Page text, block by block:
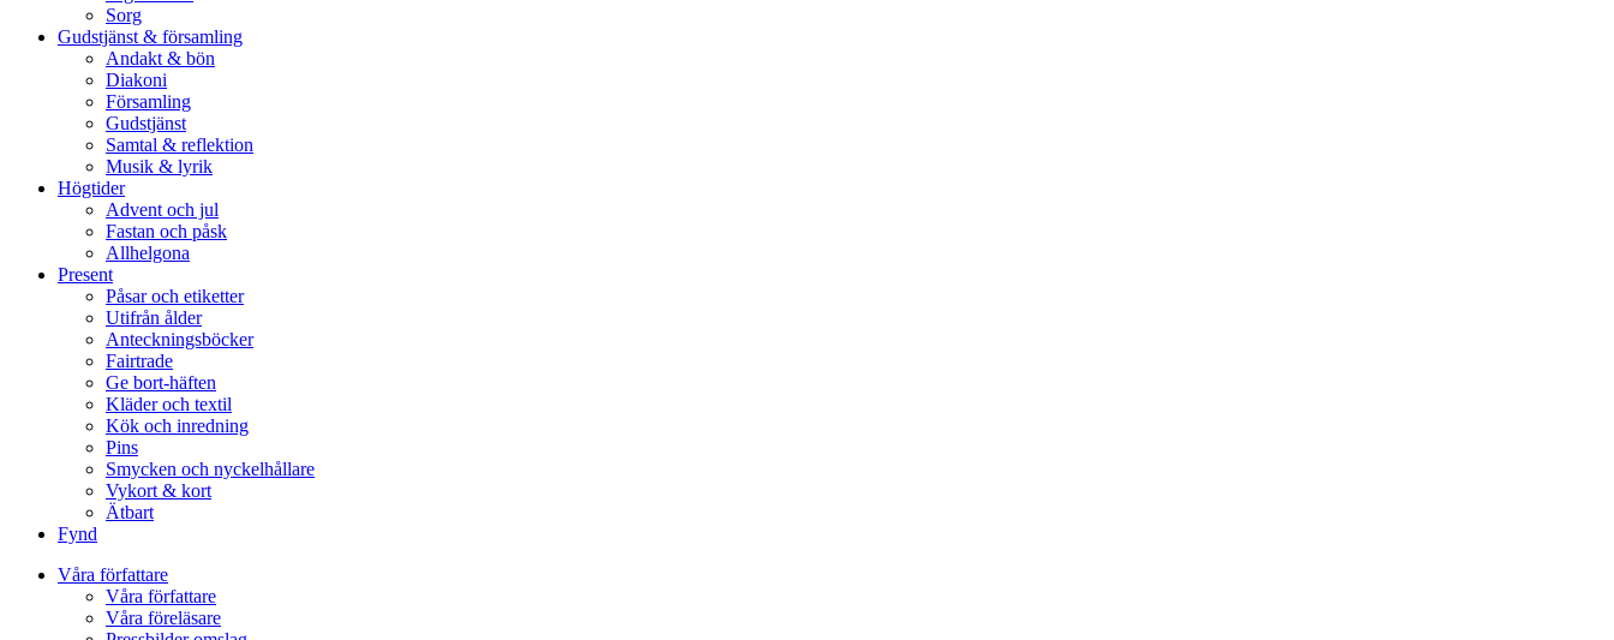
Sorg
Gudstjänst & församling
Andakt & bön
Diakoni
Församling
Gudstjänst
Samtal & reflektion
Musik & lyrik
Högtider
Advent och jul
Fastan och påsk
Allhelgona
Present
Påsar och etiketter
Utifrån ålder
Anteckningsböcker
Fairtrade
Ge bort-häften
Kläder och textil
Kök och inredning
Pins
Smycken och nyckelhållare
Vykort & kort
Ätbart
Fynd
Våra författare
Våra författare
Våra föreläsare